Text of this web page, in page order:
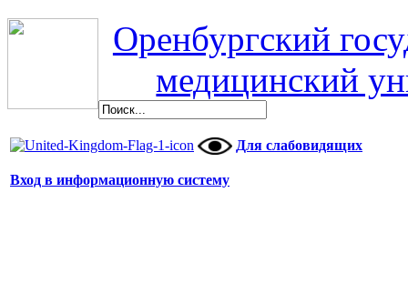
Оренбургский
медицинский
Для слабовидящих
Вход в информационную систему